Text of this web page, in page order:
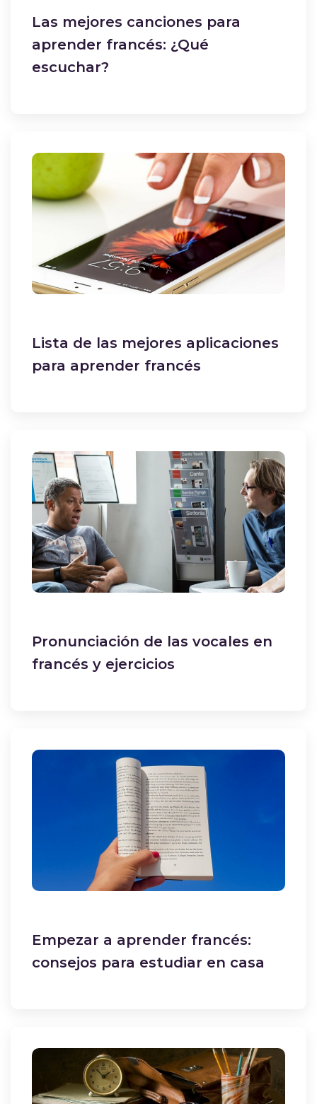
Las mejores canciones para
aprender francés: ¿Qué
escuchar?
Lista de las mejores aplicaciones
para aprender francés
Pronunciación de las vocales en
francés y ejercicios
Empezar a aprender francés:
consejos para estudiar en casa